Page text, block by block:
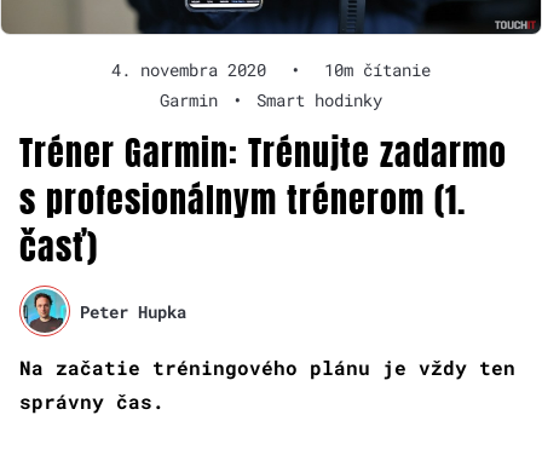
4. novembra 2020 •
10m čítanie
Garmin
• Smart hodinky
Tréner Garmin: Trénujte zadarmo
s profesionálnym trénerom (1.
časť)
Peter Hupka
Na začatie tréningového plánu je vždy ten
správny čas.